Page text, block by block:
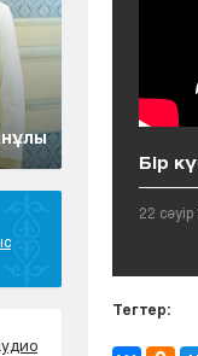
Бір
22
Тегтер: